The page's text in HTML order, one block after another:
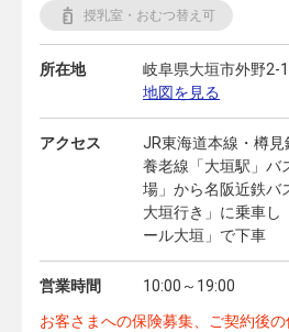
授乳室・おむつ替え可
所在地
岐阜県大垣市外野2-
地図を見る
アクセス
JR東海道本線・樽
養老線「大垣駅」バ
場」から名阪近鉄バ
大垣行き」に乗車し
ール大垣」で下車
営業時間
10:00～19:00
お客さまへの保険募集、ご契約後